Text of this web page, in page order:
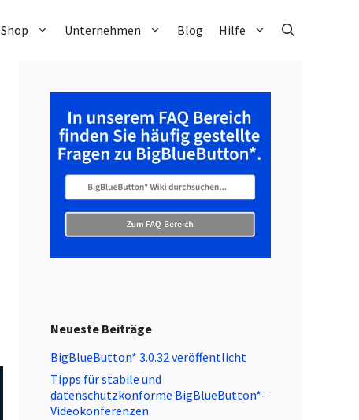
Shop Unternehmen Blog Hilfe
Neueste Beiträge
BigBlueButton* 3.0.32 veröffentlicht
Tipps für stabile und
datenschutzkonforme BigBlueButton*-
Videokonferenzen